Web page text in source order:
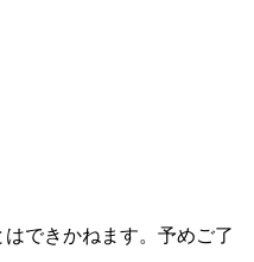
できかねます。予めご了